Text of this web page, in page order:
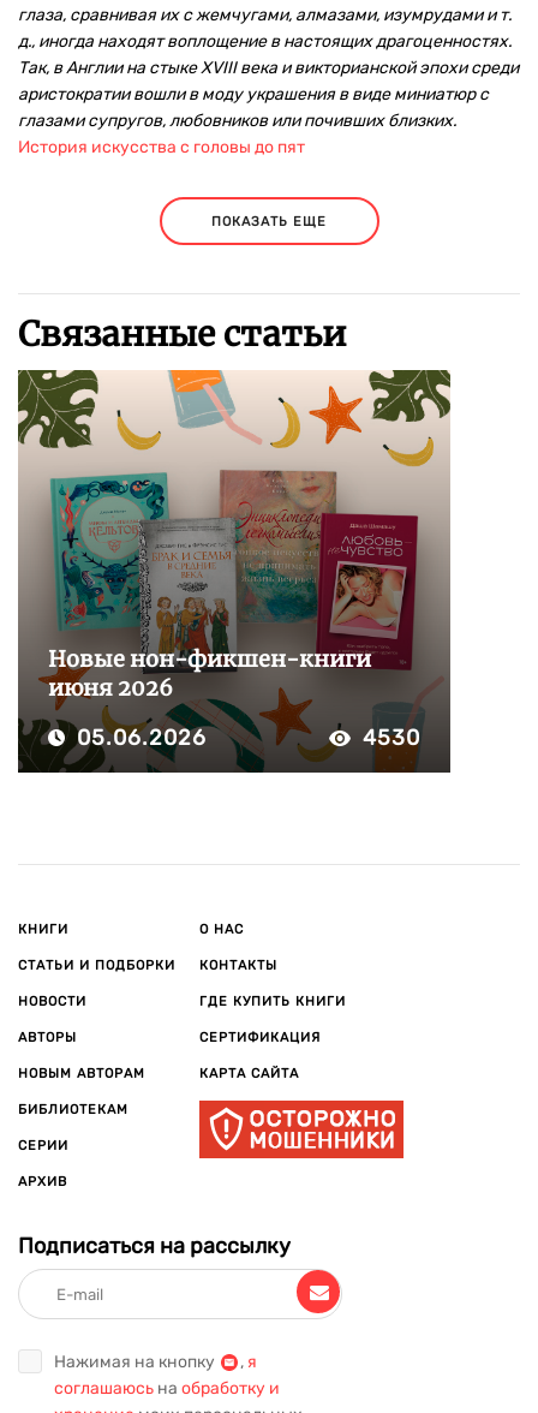
глаза, сравнивая их с жемчугами, алмазами, изумрудами и т.
д., иногда находят воплощение в настоящих драгоценностях.
Так, в Англии на стыке XVIII века и викторианской эпохи среди
аристократии вошли в моду украшения в виде миниатюр с
глазами супругов, любовников или почивших близких.
История искусства с головы до пят
ПОКАЗАТЬ ЕЩЕ
Связанные статьи
Новые нон-фикшен-книги
июня 2026
05.06.2026 4530
КНИГИ
СТАТЬИ И ПОДБОРКИ
НОВОСТИ
АВТОРЫ
НОВЫМ АВТОРАМ
БИБЛИОТЕКАМ
СЕРИИ
АРХИВ
О НАС
КОНТАКТЫ
ГДЕ КУПИТЬ КНИГИ
СЕРТИФИКАЦИЯ
КАРТА САЙТА
Подписаться на рассылку
Нажимая на кнопку , я
соглашаюсь на обработку и